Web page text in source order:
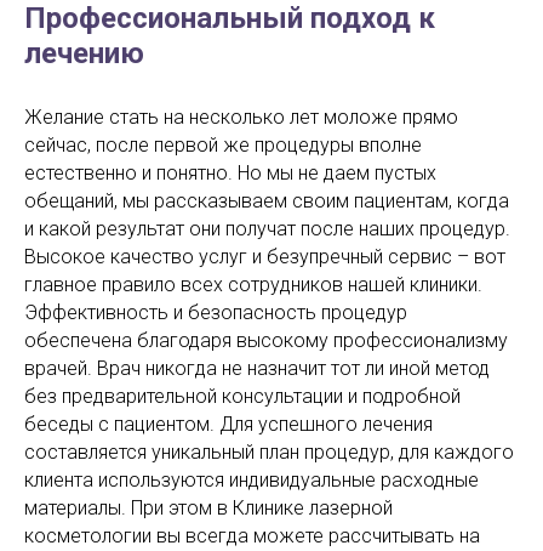
Профессиональный подход к
лечению
Желание стать на несколько лет моложе прямо
сейчас, после первой же процедуры вполне
естественно и понятно. Но мы не даем пустых
обещаний, мы рассказываем своим пациентам, когда
и какой результат они получат после наших процедур.
Высокое качество услуг и безупречный сервис – вот
главное правило всех сотрудников нашей клиники.
Эффективность и безопасность процедур
обеспечена благодаря высокому профессионализму
врачей. Врач никогда не назначит тот ли иной метод
без предварительной консультации и подробной
беседы с пациентом. Для успешного лечения
составляется уникальный план процедур, для каждого
клиента используются индивидуальные расходные
материалы. При этом в Клинике лазерной
косметологии вы всегда можете рассчитывать на